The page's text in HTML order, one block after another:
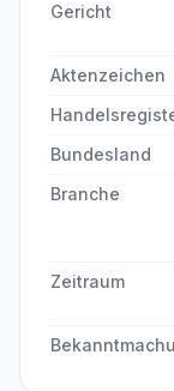
Gericht
Aktenzeichen
Bundesland
Branche
Zeitraum